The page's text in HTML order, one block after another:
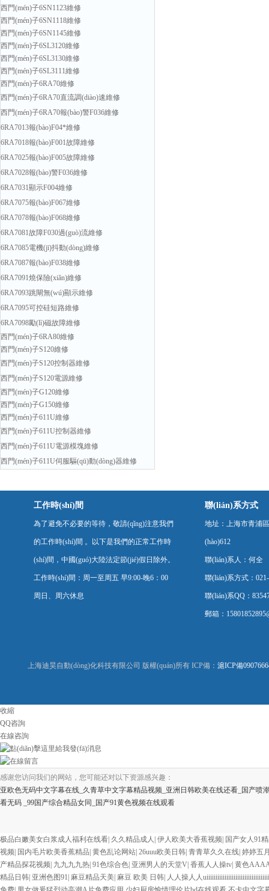
西門(mén)子6SN1123維修
西門(mén)子6SN1118維修
西門(mén)子6SN1145維修
西門(mén)子6SL3120維修
西門(mén)子6SL3130維修
西門(mén)子6SL3111維修
西門(mén)子6RA70維修
西門(mén)子6RA70直流調(diào)速維修
西門(mén)子6RA70報(bào)警F036維修
6RA7013報(bào)F04*維修
6RA7018報(bào)F001故障維修
6RA7025報(bào)F005故障維修
6RA7028報(bào)警F036維修
6RA7031顯示F004維修
6RA7075報(bào)F067維修
6RA7078報(bào)F068維修
6RA7081故障F030過(guò)流維修
6RA7085電機(jī)抖動(dòng)維修
6RA7087報(bào)F038維修
6RA7091燒保險(xiǎn)維修
6RA7093跳閘無(wú)顯示維修
6RA7095可控硅短路維修
6RA7098勵(lì)磁故障維修
西門(mén)子6RA80維修
西門(mén)子S120維修
西門(mén)子S120控制器維修
西門(mén)子S120電源維修
西門(mén)子G120維修
西門(mén)子G150維修
西門(mén)子611U維修
西門(mén)子611U控制器維修
西門(mén)子611U電源模塊維修
西門(mén)子611U伺服驅(qū)動(dòng)器維修
工作時(shí)間
為了避免不必要的等待，敬請(qǐng)注意我們
的工作時(shí)間 。以下是我們的正常工作時
(shí)間，中國(guó)大陸法定節(jié)假日除外。
工作時(shí)間：周一至周五 早9:00-晚6：00
周日、周六休息
聯(lián)系方式
地址：上海市青浦
(hào)612
聯(lián)系人：何全
聯(lián)系方式：
聯(lián)系QQ：
郵箱：
上海迪昊自動(dòng)化科技有限公司 版權(quán)所有 ICP備： 滬ICP備
收縮
QQ咨詢
在線咨詢
在線留言
感谢您访问我们的网站，您可能还对以下资源感兴趣：
亚欧色无码中文字幕在线_久青草中文字幕精品视频_亚洲日韩欧美在线还看_国产
看无码 _99国产综合精品女同_国产91黄色视频在线观看
精品人妻无码一区二区三区狼群 一级二级久久久久 国产乱淫视频久久久久 久久黄
国产... 亚洲啪啪综合av一区 亚洲成人噜噜噜噜噜 ,91精品国产91久久久久久青青 A
一区 国产精品久久久久久美女小逼 欧美一级特黄在线夜 在线日韩欧美色网站综合
成人网站在线 欧美国产日本高清不卡 欧美特黄一级户外 99精品国产无码 黄色成年
极品白嫩美女白浆成人福利在线看 久久精品成人 伊人欧美大香蕉视频 国产女人91
视频 国内毛片欧美香蕉精品 黄色乱论网站 26uuu欧美日韩 青青草久久在线 婷婷五
产精品探花视频 九九九九热 91色综合色 亚洲男人的天堂V 香蕉人人操tv 黄色
精品日韩 亚洲色图91 麻豆精品天美 麻豆 欧美 日韩 人人操人人